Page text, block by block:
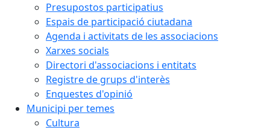
Presupostos participatius
Espais de participació ciutadana
Agenda i activitats de les associacions
Xarxes socials
Directori d'associacions i entitats
Registre de grups d'interès
Enquestes d'opinió
Municipi per temes
Cultura